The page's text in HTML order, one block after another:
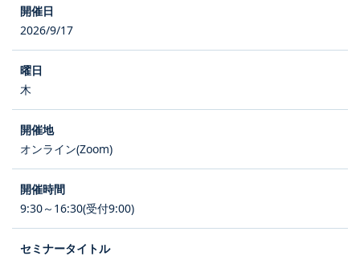
2026/9/17
木
オンライン(Zoom)
9:30～16:30(受付9:00)